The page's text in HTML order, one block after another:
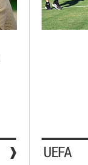
UEFA